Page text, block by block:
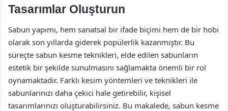
Tasarımlar Oluşturun
Sabun yapımı, hem sanatsal bir ifade biçimi hem de bir hobi
olarak son yıllarda giderek popülerlik kazanmıştır. Bu
süreçte sabun kesme teknikleri, elde edilen sabunların
estetik bir şekilde sunulmasını sağlamakta önemli bir rol
oynamaktadır. Farklı kesim yöntemleri ve teknikleri ile
sabunlarınızı daha çekici hale getirebilir, kişisel
tasarımlarınızı oluşturabilirsiniz. Bu makalede, sabun kesme